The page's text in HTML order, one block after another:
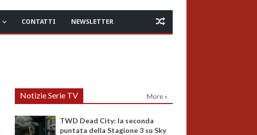
CONTATTI NEWSLETTER
Notizie Serie TV More »
TWD Dead City: la seconda
puntata della Stagione 3 su Sky